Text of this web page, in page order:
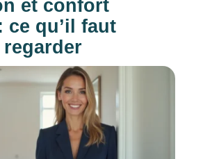
et confort
ce qu’il faut